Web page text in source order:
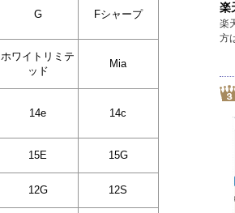
G Fシャープ
ホワイトリミテ
ッド
Mia
14e 14c
15E 15G
12G 12S
楽
楽
方